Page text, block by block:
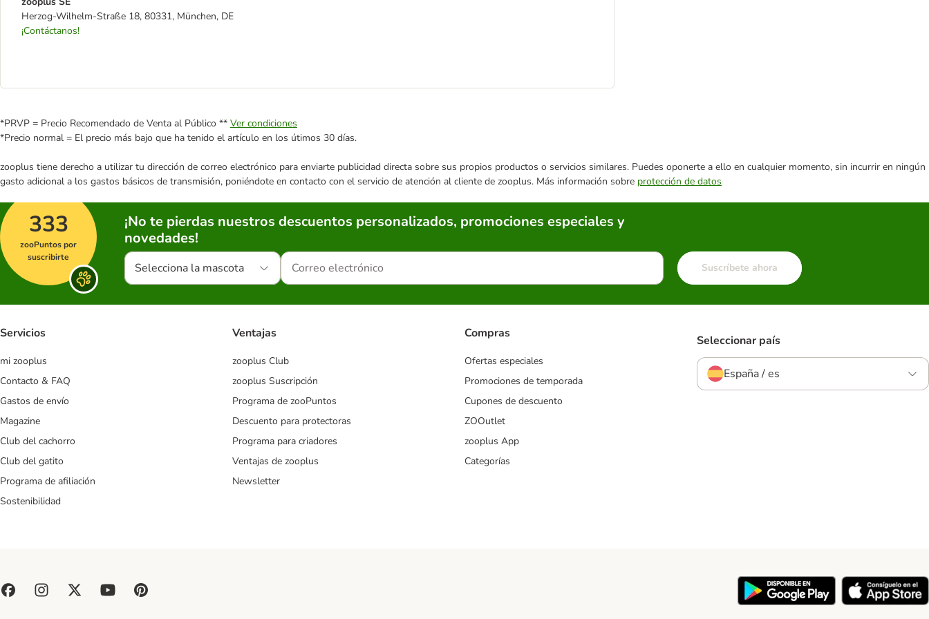
Herzog-Wilhelm-Straße 18, 80331, München, DE
¡Contáctanos!
*PRVP = Precio Recomendado de Venta al Público ** Ver condiciones
*Precio normal = El precio más bajo que ha tenido el artículo en los útimos 30 días.
zooplus tiene derecho a utilizar tu dirección de correo electrónico para enviarte publicidad directa sobre sus propios productos o servicios similares. Puedes oponerte a ello en cualquier momento, sin incurrir en ningún
gasto adicional a los gastos básicos de transmisión, poniéndote en contacto con el servicio de atención al cliente de zooplus. Más información sobre protección de datos
333
zooPuntos por
suscribirte
¡No te pierdas nuestros descuentos personalizados, promociones especiales y
novedades!
Selecciona la mascota Suscríbete ahora
Servicios
mi zooplus
Contacto & FAQ
Gastos de envío
Magazine
Club del cachorro
Club del gatito
Programa de afiliación
Sostenibilidad
Ventajas
zooplus Club
zooplus Suscripción
Programa de zooPuntos
Descuento para protectoras
Programa para criadores
Ventajas de zooplus
Newsletter
Compras
Ofertas especiales
Promociones de temporada
Cupones de descuento
ZOOutlet
zooplus App
Categorías
Seleccionar país
España / es